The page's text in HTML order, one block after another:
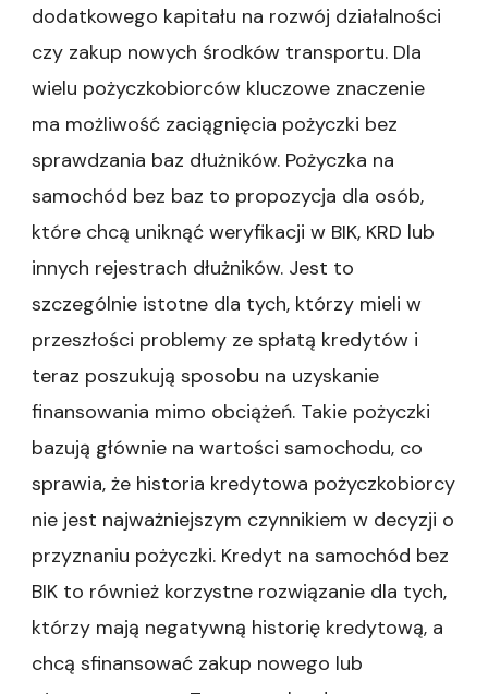
dodatkowego kapitału na rozwój działalności
czy zakup nowych środków transportu. Dla
wielu pożyczkobiorców kluczowe znaczenie
ma możliwość zaciągnięcia pożyczki bez
sprawdzania baz dłużników. Pożyczka na
samochód bez baz to propozycja dla osób,
które chcą uniknąć weryfikacji w BIK, KRD lub
innych rejestrach dłużników. Jest to
szczególnie istotne dla tych, którzy mieli w
przeszłości problemy ze spłatą kredytów i
teraz poszukują sposobu na uzyskanie
finansowania mimo obciążeń. Takie pożyczki
bazują głównie na wartości samochodu, co
sprawia, że historia kredytowa pożyczkobiorcy
nie jest najważniejszym czynnikiem w decyzji o
przyznaniu pożyczki. Kredyt na samochód bez
BIK to również korzystne rozwiązanie dla tych,
którzy mają negatywną historię kredytową, a
chcą sfinansować zakup nowego lub